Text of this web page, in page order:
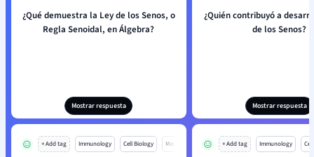
¿Qué demuestra la Ley de los Senos, o
Regla Senoidal, en Álgebra?
Mostrar respuesta
¿Quién contribuyó a
de los Senos?
Mostrar respuesta
+ Add tag Immunology Cell Biology Mo + Add tag Immunology